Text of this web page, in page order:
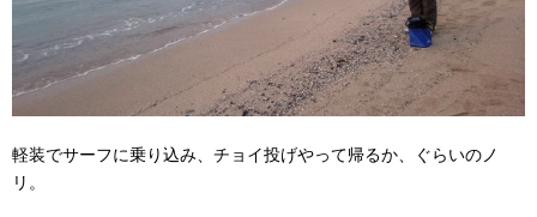
軽装でサーフに乗り込み、チョイ投げやって帰るか、ぐらいのノ
リ。